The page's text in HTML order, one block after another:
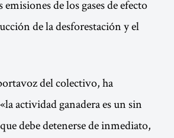
de los gases de efecto
de la desforestación y el
del colectivo, ha
actividad ganadera es un sin
debe detenerse de inmediato,